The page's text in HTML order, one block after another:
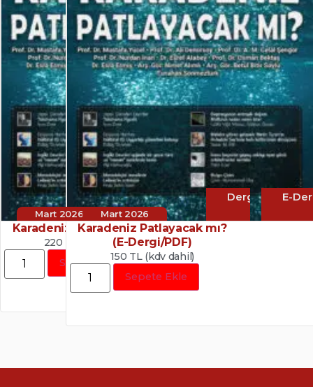
Mart 2026
Dergi
Karadeniz Patlayacak mı?
220 TL (kdv dahil)
Sepete Ekle
Mart 2026
E-
Karadeniz Patlayacak mı?
(E-Dergi/PDF)
150 TL (kdv dahil)
Sepete Ekle